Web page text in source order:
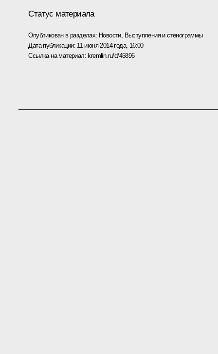
Статус материала
Опубликован в разделах: Новости, Выступления и стенограммы
Дата публикации: 11 июня 2014 года, 16:00
Ссылка на материал: kremlin.ru/d/45896